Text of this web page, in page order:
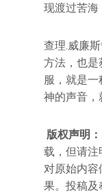
现渡过苦海
查理.威廉
方法，也是
服，就是
神的声音，
版权声明：
载，但请注
对原始内容
果。投稿及